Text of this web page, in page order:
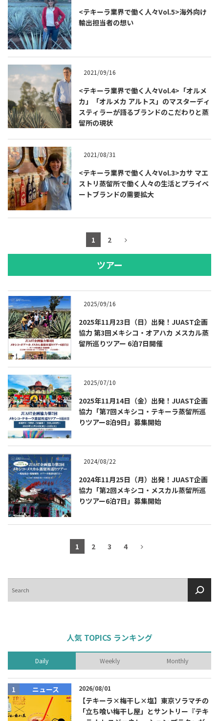
<テキーラ業界で働く人々Vol.5>海外向け
輸出担当者の想い
2021/09/16
<テキーラ業界で働く人々Vol.4>「オルメ
カ」「オルメカ アルトス」のマスターディ
スティラーが語るブランドのこだわりと蒸
留所の現状
2021/08/31
<テキーラ業界で働く人々Vol.3>カサ マエ
ストリ蒸留所で働く人々の生活とプライベ
ートブランドの需要拡大
1 2
ツアー
2025/09/16
2025年11月23日（日）出発！JUAST企画
協力 第3回メキシコ・オアハカ メスカル蒸
留所巡りツアー 6泊7日開催
2025/07/10
2025年11月14日（金）出発！JUAST企画
協力「第7回メキシコ・テキーラ蒸留所巡
りツアー8泊9日」募集開始
2024/08/22
2024年11月25日（月）出発！JUAST企画
協力「第2回メキシコ・メスカル蒸留所巡
りツアー6泊7日」募集開始
1 2 3 4
索
人気 TOPICS ランキング
Daily Weekly Monthly
ニュース 2026/08/01
【テキーラ×梅干し×塩】東京ソラマチの
「立ち喰い梅干し屋」とサントリー『テキ